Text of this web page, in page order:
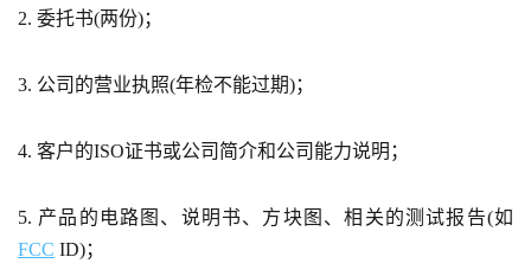
2. 委托书(两份)；
3. 公司的营业执照(年检不能过期)；
4. 客户的ISO证书或公司简介和公司能力说明；
5. 产品的电路图、说明书、方块图、相关的测试报告(如
FCC ID)；